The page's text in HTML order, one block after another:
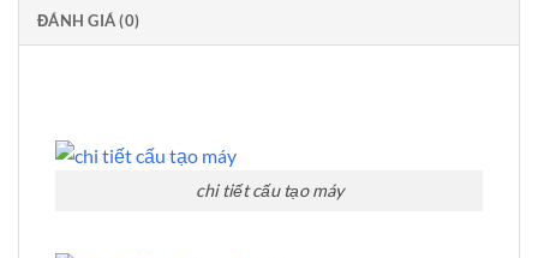
ĐÁNH GIÁ (0)
chi tiết cấu tạo máy